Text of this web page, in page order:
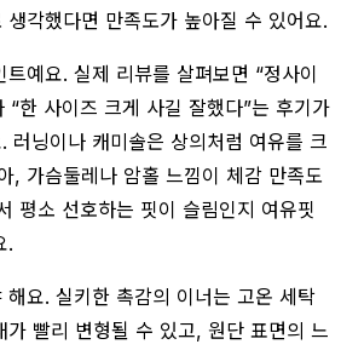
각했다면 만족도가 높아질 수 있어요.
예요. 실제 리뷰를 살펴보면 “정사이
“한 사이즈 크게 사길 잘했다”는 후기가
러닝이나 캐미솔은 상의처럼 여유를 크
, 가슴둘레나 암홀 느낌이 체감 만족도
평소 선호하는 핏이 슬림인지 여유핏
.
요. 실키한 촉감의 이너는 고온 세탁
가 빨리 변형될 수 있고, 원단 표면의 느